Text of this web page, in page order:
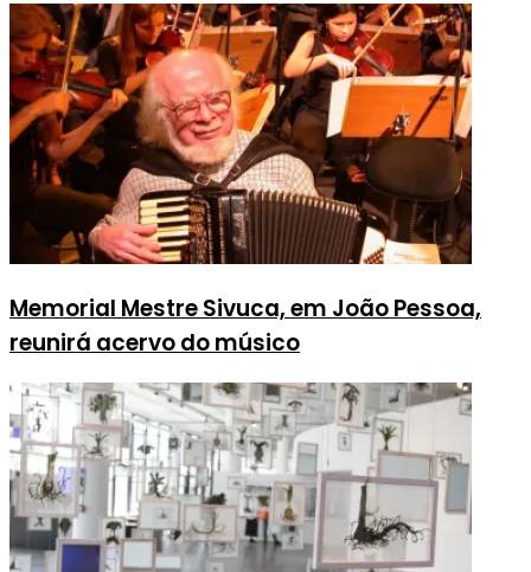
Memorial Mestre Sivuca, em João Pessoa,
reunirá acervo do músico